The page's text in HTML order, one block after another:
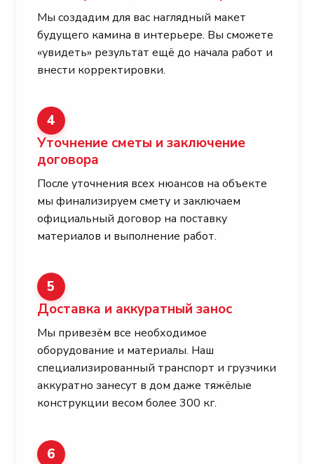
Мы создадим для вас наглядный макет
будущего камина в интерьере. Вы сможете
«увидеть» результат ещё до начала работ и
внести корректировки.
4
Уточнение сметы и заключение
договора
После уточнения всех нюансов на объекте
мы финализируем смету и заключаем
официальный договор на поставку
материалов и выполнение работ.
5
Доставка и аккуратный занос
Мы привезём все необходимое
оборудование и материалы. Наш
специализированный транспорт и грузчики
аккуратно занесут в дом даже тяжёлые
конструкции весом более 300 кг.
6